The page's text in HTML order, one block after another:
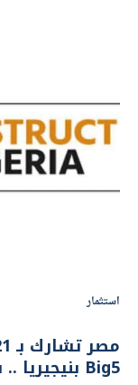
استثمار
Big5 بنيجيريا .. سبتمبر المقبل